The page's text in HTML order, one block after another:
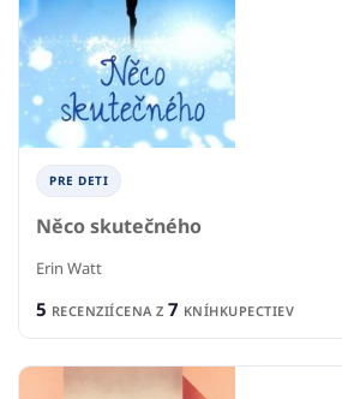
PRE DETI
Něco skutečného
Erin Watt
5 RECENZIÍCENA Z 7 KNÍHKUPECTIEV